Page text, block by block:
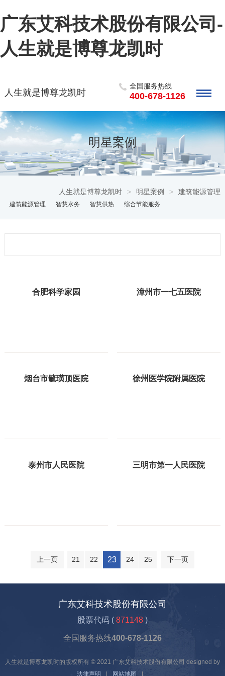
广东艾科技术股份有限公司-
人生就是博尊龙凯时
人生就是博尊龙凯时
全国服务热线
400-678-1126
明星案例
人生就是博尊龙凯时 > 明星案例 > 建筑能源管理
建筑能源管理 智慧水务 智慧供热 综合节能服务
合肥科学家园 漳州市一七五医院
烟台市毓璜顶医院 徐州医学院附属医院
泰州市人民医院 三明市第一人民医院
上一页 21 22 23 24 25 下一页
广东艾科技术股份有限公司
股票代码 ( 871148 )
全国服务热线400-678-1126
人生就是博尊龙凯时的版权所有 © 2021 广东艾科技术股份有限公司 designed by
法律声明
网站地图